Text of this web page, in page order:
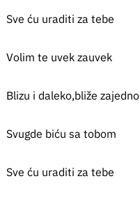
Sve ću uraditi za tebe
Volim te uvek zauvek
Blizu i daleko,bliže zajedno
Svugde biću sa tobom
Sve ću uraditi za tebe